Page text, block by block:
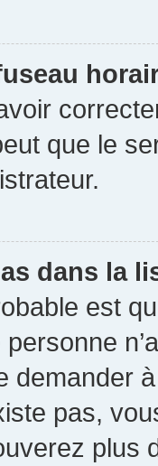
que le
dans la
est
demander
pas,
plus